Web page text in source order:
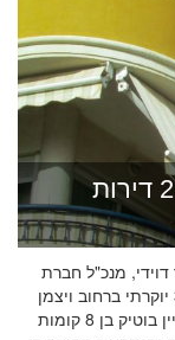
מאיר דוידי מגשים תמ"א 32: 27 דירות
52 תל אביב מאיר דוידי, מנכ"ל חברת
ניצנים אחזקות ופיננסים, מקדם פרויקט תמ"א 32 יוקרתי ברחוב ויצמן
52 בתל אביב. הפרויקט יכלול 27 יחידות דיור בבניין בוטיק בן 8 קומות